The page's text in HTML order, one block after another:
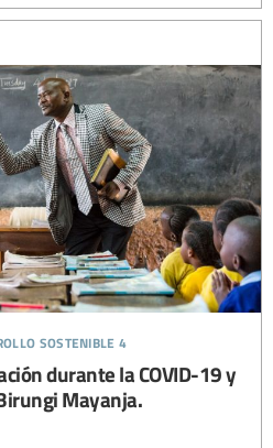
sostenible 4
durante la COVID-19 y
Mayanja.